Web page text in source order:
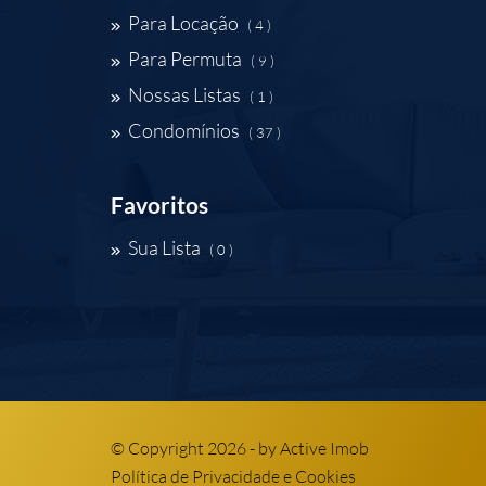
Para Locação ( 4 )
Para Permuta ( 9 )
Nossas Listas ( 1 )
Condomínios ( 37 )
Favoritos
Sua Lista ( 0 )
© Copyright 2026 - byActive Imob
Política de Privacidade e Cookies